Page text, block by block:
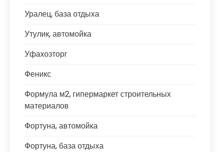
Уралец, база отдыха
Утулик, автомойка
Уфахозторг
Феникс
Формула м2, гипермаркет строительных
материалов
Фортуна, автомойка
Фортуна, база отдыха